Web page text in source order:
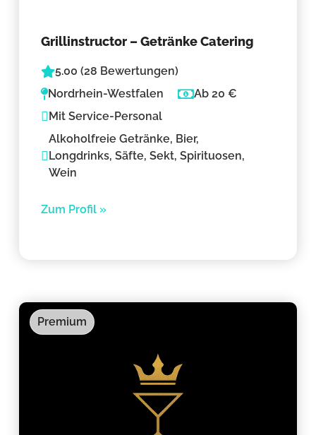
Grillinstructor – Getränke Catering
5.00 (28 Bewertungen)
Nordrhein-Westfalen
Ab 20 €
Mit Service-Personal
Alkoholfreie Getränke, Bier,
Longdrinks, Säfte, Sekt, Spirituosen,
Wein
Zum Profil »
Premium